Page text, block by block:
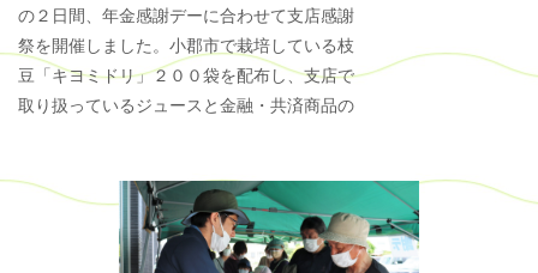
の２日間、年金感謝デーに合わせて支店感謝
祭を開催しました。小郡市で栽培している枝
豆「キヨミドリ」２００袋を配布し、支店で
取り扱っているジュースと金融・共済商品の